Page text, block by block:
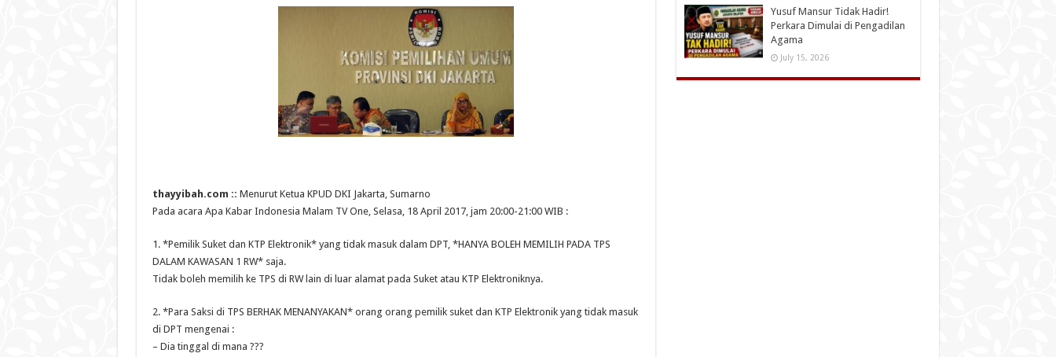
thayyibah.com :: Menurut Ketua KPUD DKI Jakarta, Sumarno
Pada acara Apa Kabar Indonesia Malam TV One, Selasa, 18 April 2017, jam 20:00-21:00 WIB :
1. *Pemilik Suket dan KTP Elektronik* yang tidak masuk dalam DPT, *HANYA BOLEH MEMILIH PADA TPS
DALAM KAWASAN 1 RW* saja.
Tidak boleh memilih ke TPS di RW lain di luar alamat pada Suket atau KTP Elektroniknya.
2. *Para Saksi di TPS BERHAK MENANYAKAN* orang orang pemilik suket dan KTP Elektronik yang tidak masuk
di DPT mengenai :
– Dia tinggal di mana ???
Yusuf Mansur Tidak Hadir!
Perkara Dimulai di Pengadilan
Agama
July 15, 2026